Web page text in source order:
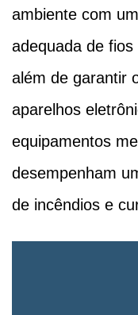
ambiente com
adequada de
além de garantir
aparelhos
equipamentos
desempenham
de incêndios e